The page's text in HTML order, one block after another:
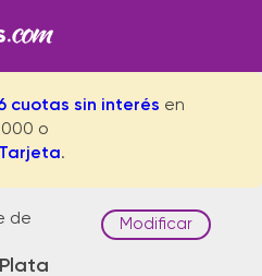
cuotas sin interés en
o
Tarjeta.
de
Modificar